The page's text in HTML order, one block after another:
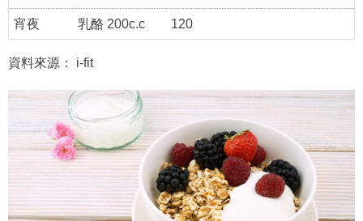
宵夜 乳酪 200c.c 120
資料來源： i-fit